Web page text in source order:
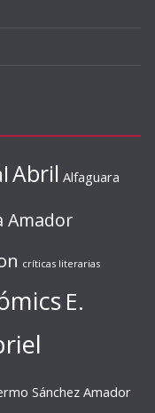
Abril Alfaguara
Amador
críticas literarias
E.
Sánchez Amador